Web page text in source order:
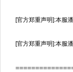
[官方郑重声明]:本服
[官方郑重声明]:本服